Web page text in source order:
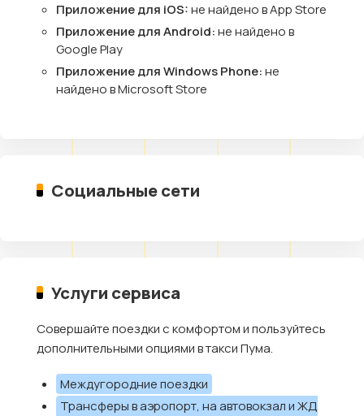
Приложение для iOS:не найдено в App Store
Приложение для Android:не найдено в
Google Play
Приложение для Windows Phone:не
найдено в Microsoft Store
Социальные сети
Услуги сервиса
Совершайте поездки с комфортом и пользуйтесь
дополнительными опциями в такси Пума.
Междугородние поездки
Трансферы в аэропорт, на автовокзал и ЖД